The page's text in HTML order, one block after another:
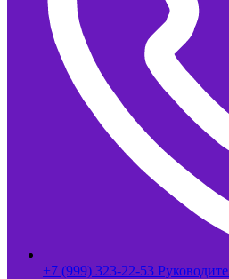
+7 (999) 323-22-53